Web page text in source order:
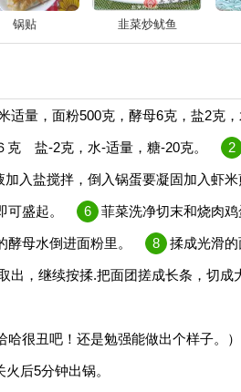
锅贴 韭菜炒鱿鱼
适量，面粉500克，酵母6克，盐2克
克 盐-2克，水-适量，糖-20克。 2
入盐搅拌，倒入锅蛋要凝固加入虾米
盛起。 6 菲菜洗净切末和烧肉鸡
母水倒进面粉里。 8 揉成光滑的
出，继续按揉.把面团搓成长条，切成
很丑吧！还是勉强能做出个样子。）
火后5分钟出锅。